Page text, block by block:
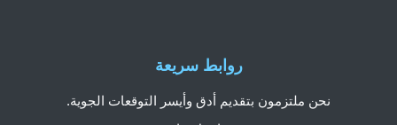
روابط سريعة
نحن ملتزمون بتقديم أدق وأيسر التوقعات الجوية.